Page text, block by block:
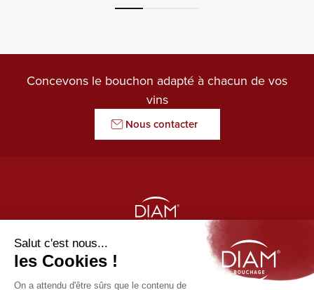
Concevons le bouchon adapté à chacun de vos
vins
Nous contacter
LE GARDIEN DES ARÔMES